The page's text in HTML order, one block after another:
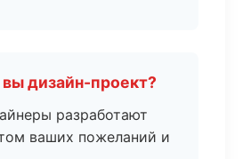
дизайн-проект?
разработают
ваших пожеланий и